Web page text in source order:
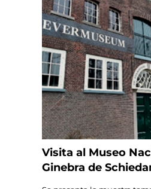
Visita al Museo
Ginebra de